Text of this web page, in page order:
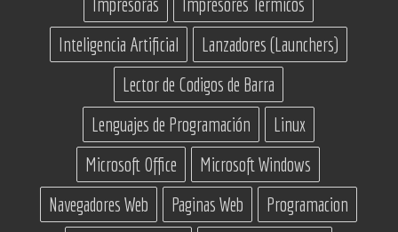
Inteligencia Artificial
Lanzadores (Launchers)
Lector de Codigos de Barra
Lenguajes de Programación
Linux
Microsoft Office
Microsoft Windows
Navegadores Web
Paginas Web
Programacion